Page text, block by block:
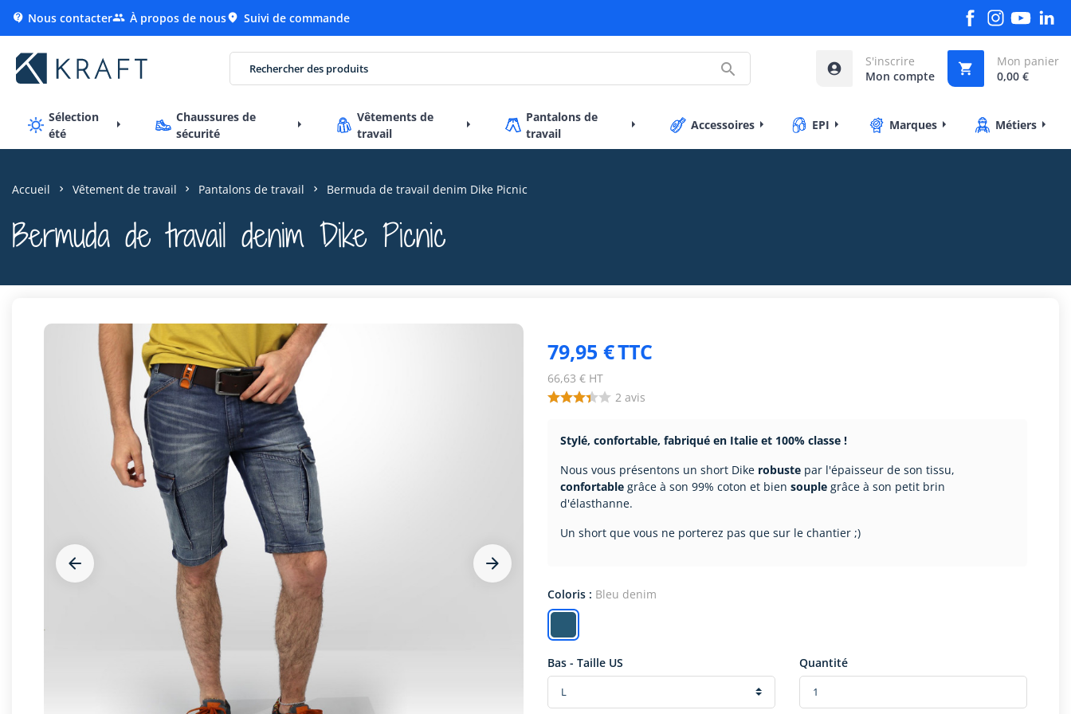
 Nous contacter À propos de nous Suivi de commande
 
S'inscrire
Mon compte

Mon panier
0,00 €
Sélection
été
Chaussures de
sécurité
Vêtements de
travail
Pantalons de
travail
Accessoires EPI Marques Métiers
Accueil Vêtement de travail Pantalons de travail Bermuda de travail denim Dike Picnic
Bermuda de travail denim Dike Picnic
 
 
 
 
 
 
 
 
 
 
79,95 €TTC
66,63 € HT
2 avis
Stylé, confortable, fabriqué en Italie et 100% classe !
Nous vous présentons un short Dike robuste par l'épaisseur de son tissu,
confortable grâce à son 99% coton et bien souple grâce à son petit brin
d'élasthanne.
Un short que vous ne porterez pas que sur le chantier ;)
Coloris : Bleu denim
Bas - Taille US Quantité